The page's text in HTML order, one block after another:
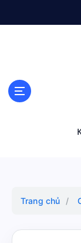
Trang chủ /